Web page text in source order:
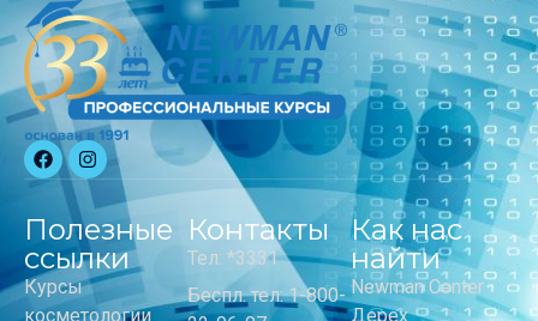
Полезные
ссылки
Курсы
косметологии
Контакты
Тел: *3331
Беспл. тел: 1-800-
Как нас
найти
Newman Center
Дерех